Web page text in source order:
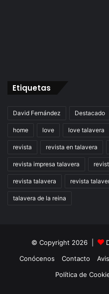
Etiquetas
David Fernández Destacado
home love love talavera
revista revista en talavera
revista impresa talavera
revista talavera revista
talavera de la reina
© Copyright 2026 |
Conócenos
Contacto
Política de